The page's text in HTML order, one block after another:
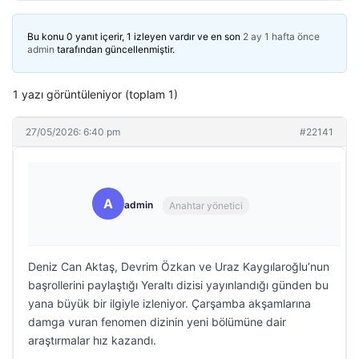
Bu konu 0 yanıt içerir, 1 izleyen vardır ve en son 2 ay 1 hafta önce
admin tarafından güncellenmiştir.
1 yazı görüntüleniyor (toplam 1)
27/05/2026: 6:40 pm #22141
A admin Anahtar yönetici
Deniz Can Aktaş, Devrim Özkan ve Uraz Kaygılaroğlu’nun
başrollerini paylaştığı Yeraltı dizisi yayınlandığı günden bu
yana büyük bir ilgiyle izleniyor. Çarşamba akşamlarına
damga vuran fenomen dizinin yeni bölümüne dair
araştırmalar hız kazandı.